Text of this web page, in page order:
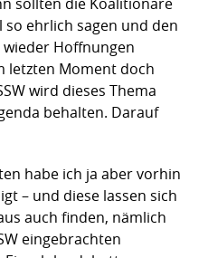
so ehrlich sagen und den
Hoffnungen
letzten Moment doch
wird dieses Thema
behalten. Darauf
habe ich ja aber vorhin
– und diese lassen sich
auch finden, nämlich
eingebrachten